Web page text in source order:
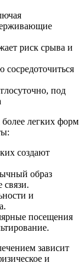
риск срыва и
под
легких форм
создают
образ
связи.
и
посещения
зависит
и